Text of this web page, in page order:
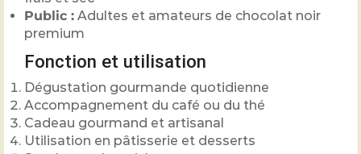
Public : Adultes et amateurs de chocolat noir
premium
Fonction et utilisation
Dégustation gourmande quotidienne
Accompagnement du café ou du thé
Cadeau gourmand et artisanal
Utilisation en pâtisserie et desserts